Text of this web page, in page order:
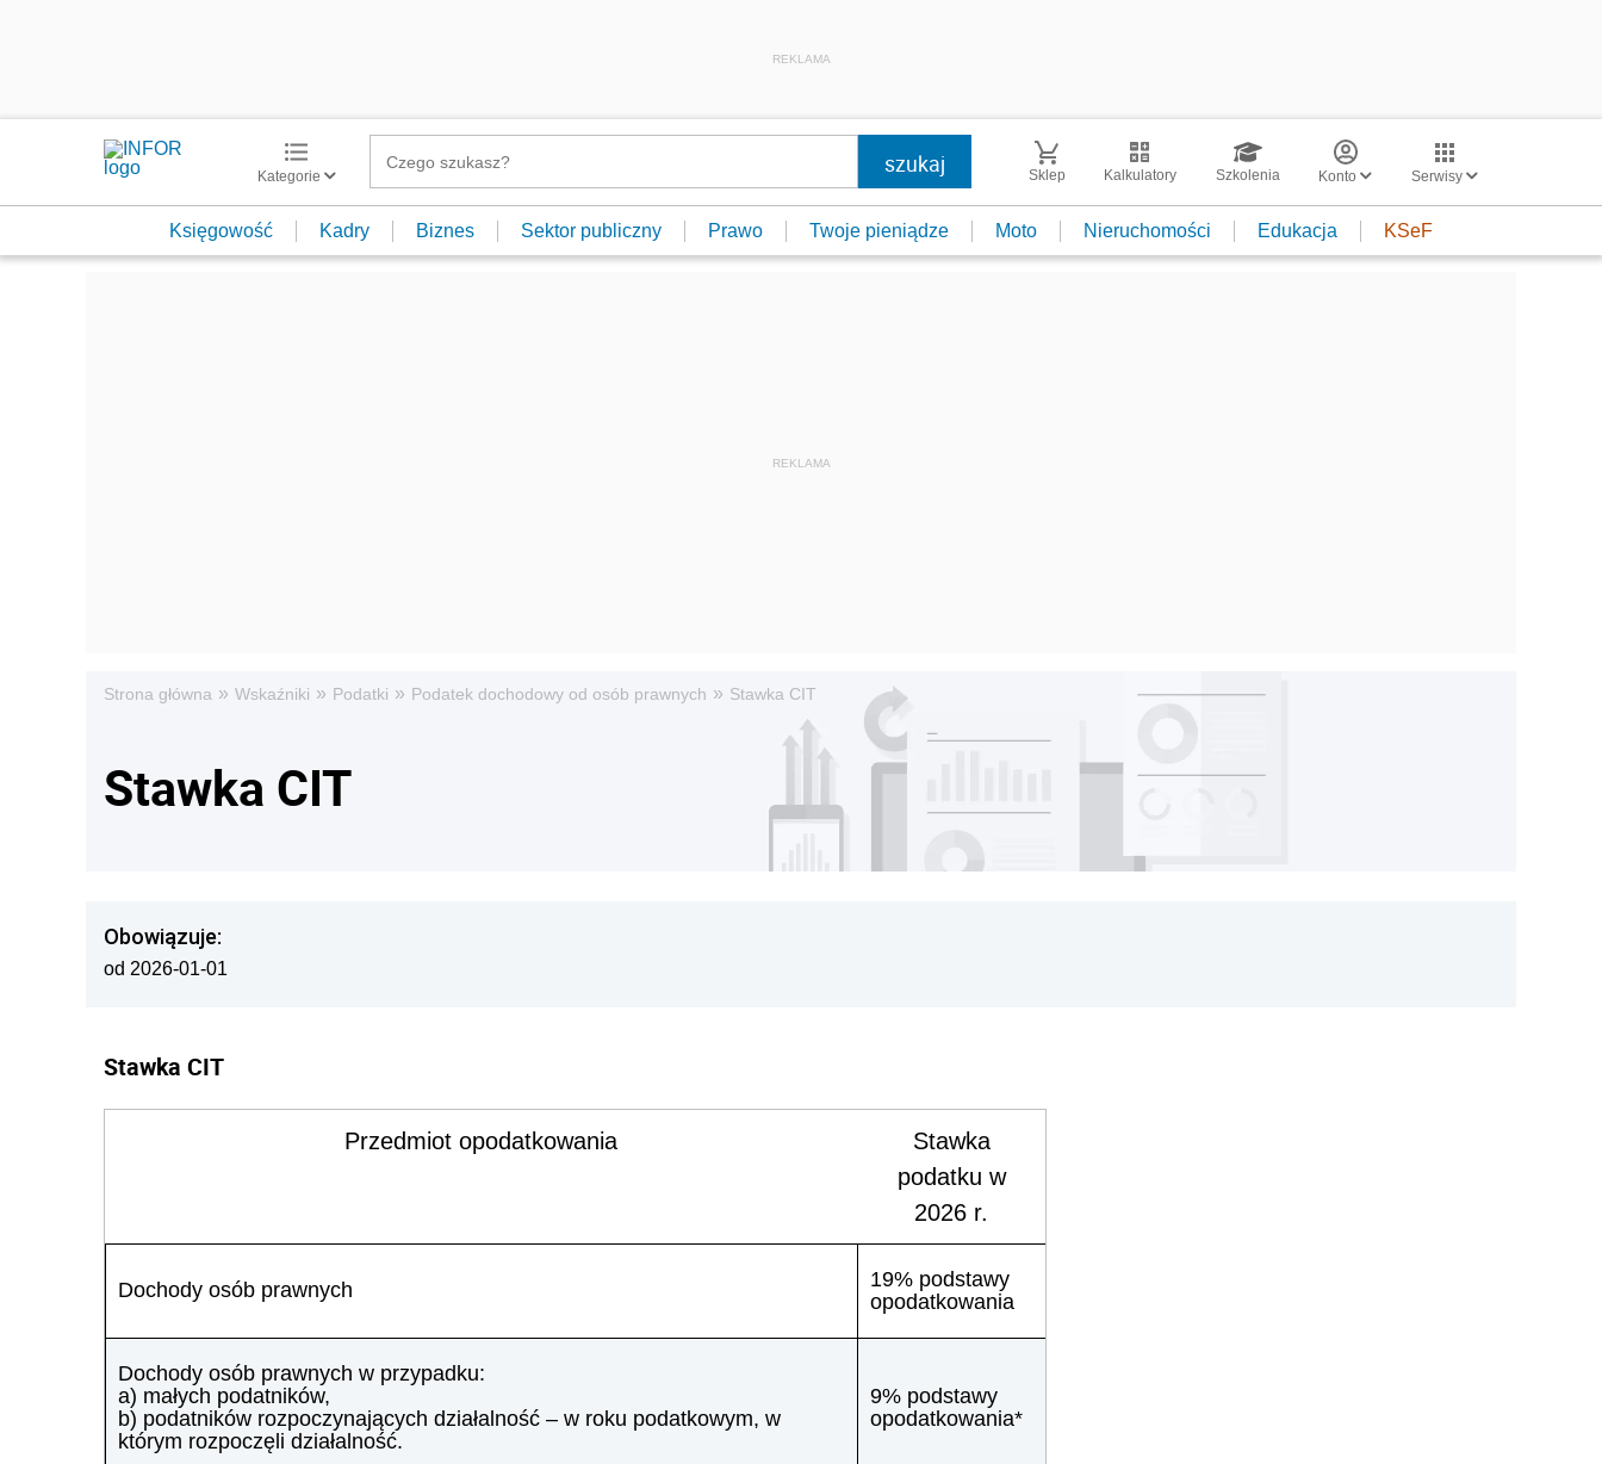
REKLAMA
Kategorie Sklep Kalkulatory Szkolenia Konto Serwisy
Księgowość Kadry Biznes Sektor publiczny Prawo Twoje pieniądze Moto Nieruchomości Edukacja KSeF
Strona główna » Wskaźniki » Podatki » Podatek dochodowy od osób prawnych » Stawka CIT
Stawka CIT
Obowiązuje:
od 2026-01-01
Stawka CIT
Przedmiot opodatkowania
Stawka
podatku w
2026 r.
Dochody osób prawnych
19% podstawy
opodatkowania
Dochody osób prawnych w przypadku:
a) małych podatników,
b) podatników rozpoczynających działalność – w roku podatkowym, w
którym rozpoczęli działalność.
9% podstawy
opodatkowania*